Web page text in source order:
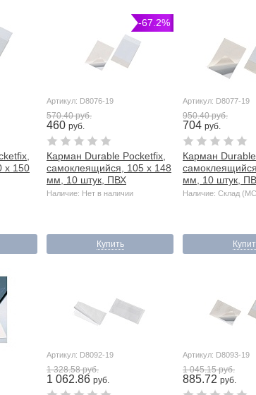
х 150
-67.2%
Артикул: D8076-19
570.40 руб.
460 руб.
Карман Durable Pocketfix,
самоклеящийся, 105 х 148
мм, 10 штук, ПВХ
Наличие: Нет в наличии
Купить
Артикул: D8077-19
950.40 руб.
704 руб.
Карман
мм, 10 штук,
Наличие: Склад
Артикул: D8092-19
1 328.58 руб.
1 062.86 руб.
Артикул: D8093-19
1 045.15 руб.
885.72 руб.